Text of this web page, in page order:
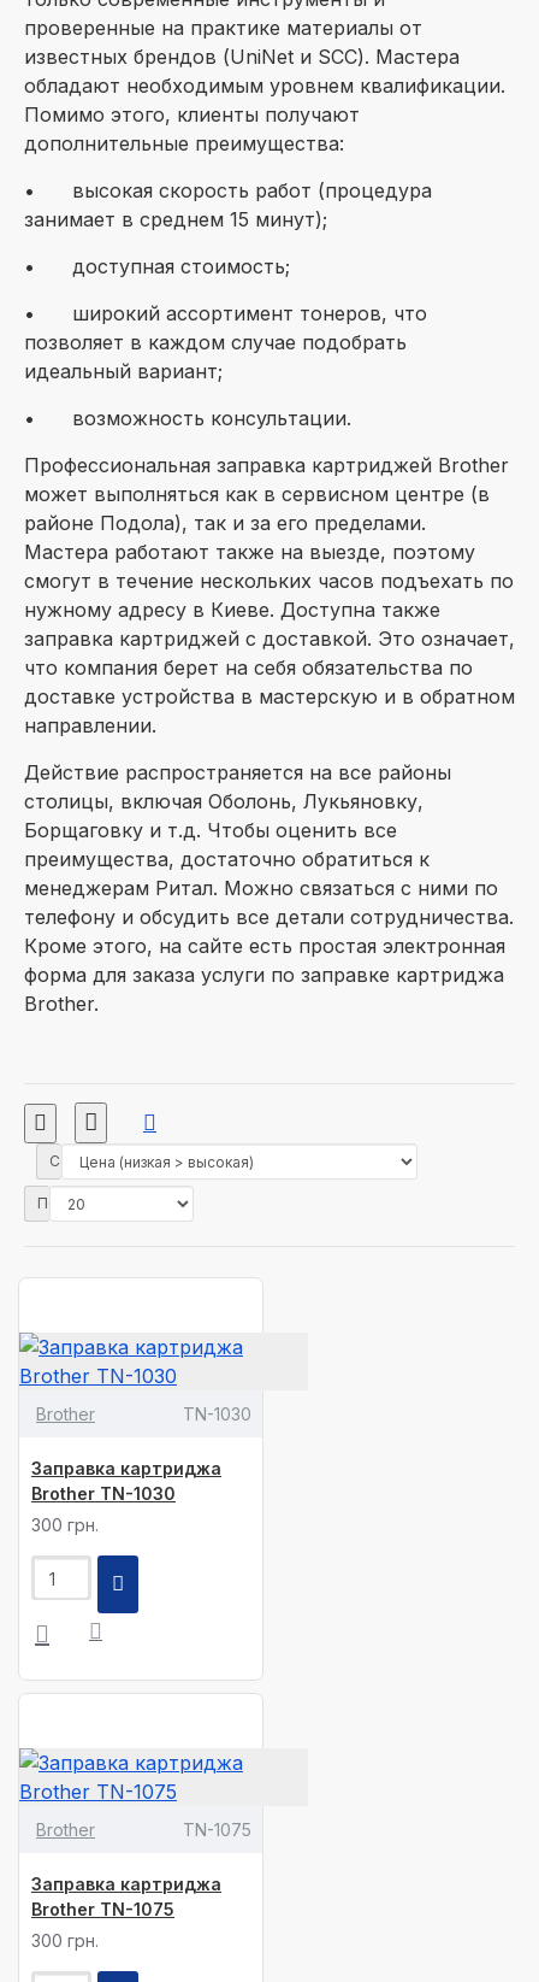
проверенные на практике материалы от
известных брендов (UniNet и SCC). Мастера
обладают необходимым уровнем квалификации.
Помимо этого, клиенты получают
дополнительные преимущества:
•
высокая скорость работ (процедура
занимает в среднем 15 минут);
•
доступная стоимость;
•
широкий ассортимент тонеров, что
позволяет в каждом случае подобрать
идеальный вариант;
•
возможность консультации.
Профессиональная заправка картриджей Brother
может выполняться как в сервисном центре (в
районе Подола), так и за его пределами.
Мастера работают также на выезде, поэтому
смогут в течение нескольких часов подъехать по
нужному адресу в Киеве. Доступна также
заправка картриджей с доставкой. Это означает,
что компания берет на себя обязательства по
доставке устройства в мастерскую и в обратном
направлении.
Действие распространяется на все районы
столицы, включая Оболонь, Лукьяновку,
Борщаговку и т.д. Чтобы оценить все
преимущества, достаточно обратиться к
менеджерам Ритал. Можно связаться с ними по
телефону и обсудить все детали сотрудничества.
Кроме этого, на сайте есть простая электронная
форма для заказа услуги по заправке картриджа
Brother.
Сортировка:
Показать:
Brother TN-1030
Заправка картриджа
Brother TN-1030
300 грн.
Brother TN-1075
Заправка картриджа
Brother TN-1075
300 грн.